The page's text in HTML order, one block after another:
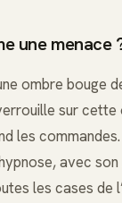
une menace
ombre
sur
les
avec
les cases de